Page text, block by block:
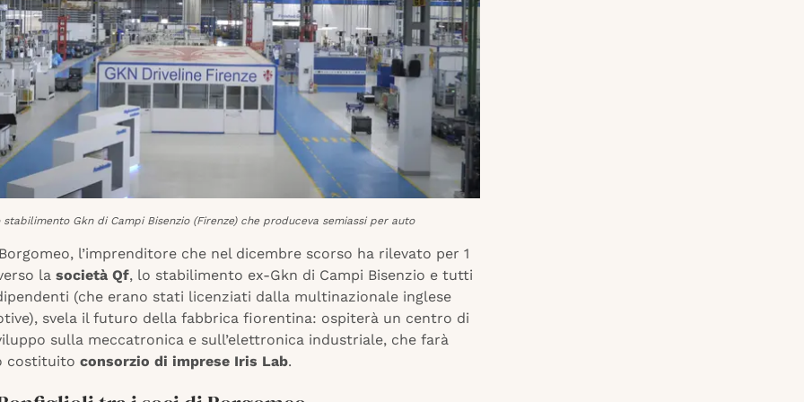
stabilimento Gkn di Campi Bisenzio (Firenze) che produceva semiassi per auto
l’imprenditore che nel dicembre scorso ha rilevato per 1
la società Qf, lo stabilimento ex-Gkn di Campi Bisenzio e tutti
(che erano stati licenziati dalla multinazionale inglese
svela il futuro della fabbrica fiorentina: ospiterà un centro di
sulla meccatronica e sull’elettronica industriale, che farà
costituito consorzio di imprese Iris Lab.